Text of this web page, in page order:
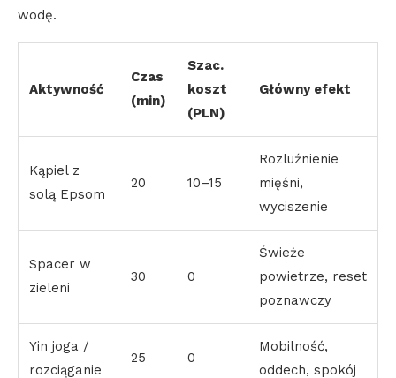
wodę.
Aktywność
Czas
(min)
Szac.
koszt
(PLN)
Główny efekt
Kąpiel z
solą Epsom
20 10–15
Rozluźnienie
mięśni,
wyciszenie
Spacer w
zieleni
30 0
Świeże
powietrze, reset
poznawczy
Yin joga /
rozciąganie
25 0
Mobilność,
oddech, spokój